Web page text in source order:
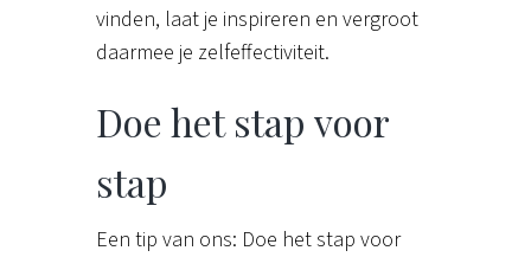
vinden, laat je inspireren en vergroot
daarmee je zelfeffectiviteit.
Doe het stap voor
stap
Een tip van ons: Doe het stap voor